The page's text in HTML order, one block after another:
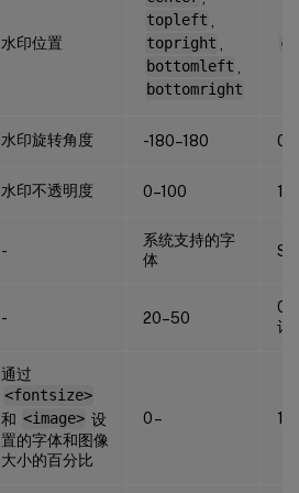
水印位置
topleft
topright
bottomleft
bottomright
水印旋转角度 -180–180 0
水印不透明度 0–100 17
-
系统支持的字
体
- 20–50
0 (
计
通过
<fontsize>
和 <image> 设
置的字体和图像
大小的百分比
0 –